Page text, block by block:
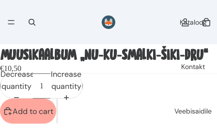
Kataloog
Kontakt
Veebisaidile
MUUSIKAALBUM „NU-KU-SMALKI-ŠIKI-DRU“
€10,50
Decrease
quantity
Increase
quantity
Add to cart